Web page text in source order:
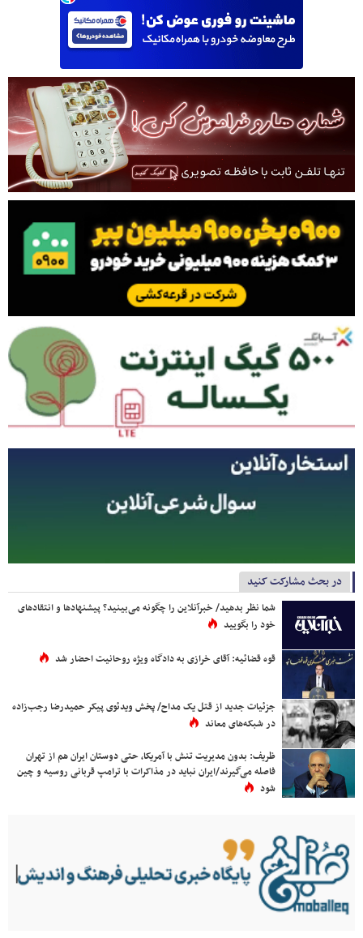
در بحث مشارکت کنید
شما نظر بدهید/ خبرآنلاین را چگونه می‌بینید؟ پیشنهادها و انتقادهای
خود را بگویید
قوه قضائیه: آقای خرازی به دادگاه ویژه روحانیت احضار شد
جزئیات جدید از قتل یک مداح/ پخش ویدئوی پیکر حمیدرضا رجب‌زاده
در شبکه‌های معاند
ظریف: بدون مدیریت تنش با آمریکا، حتی دوستان ایران هم از تهران
فاصله می‌گیرند/ایران نباید در مذاکرات با ترامپ قربانی روسیه و چین
شود